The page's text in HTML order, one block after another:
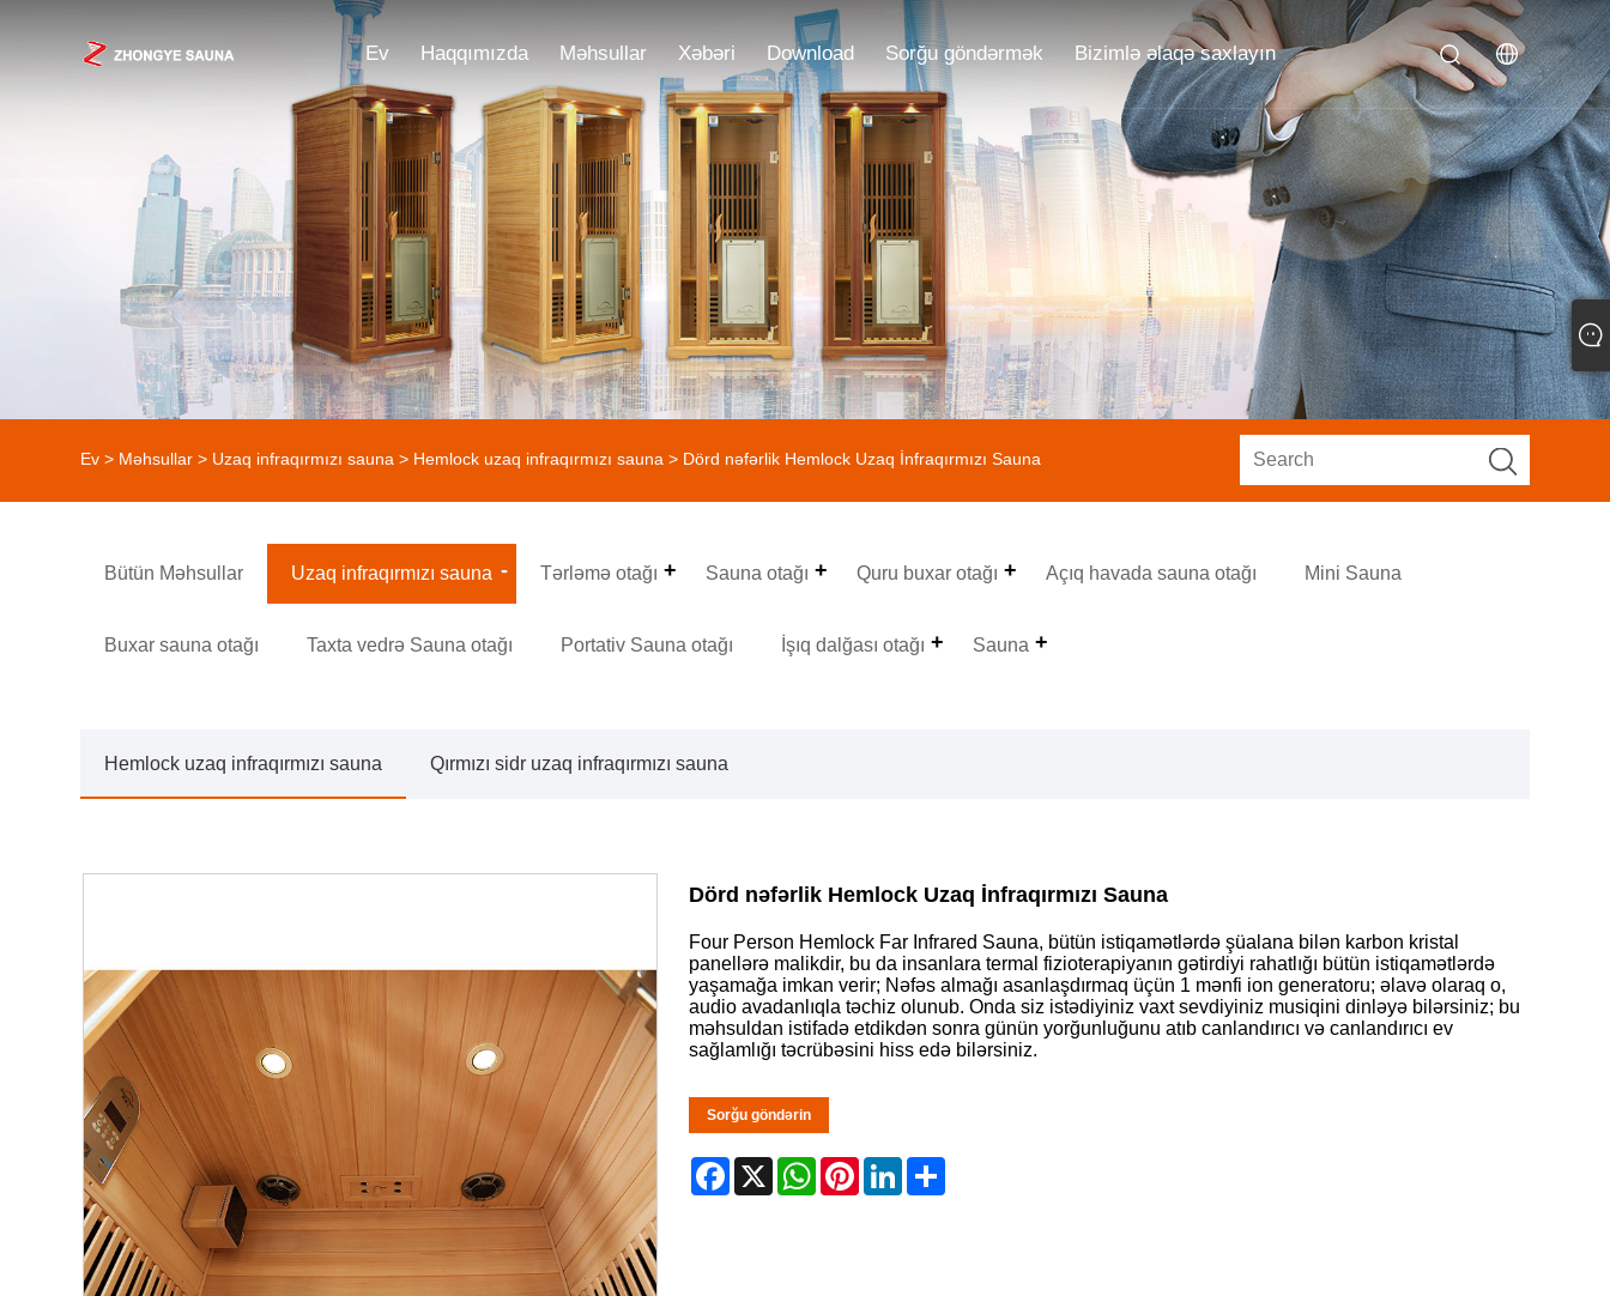
Ev Haqqımızda Məhsullar Xəbəri Download Sorğu göndərmək Bizimlə əlaqə saxlayın
Ev > Məhsullar > Uzaq infraqırmızı sauna > Hemlock uzaq infraqırmızı sauna > Dörd nəfərlik Hemlock Uzaq İnfraqırmızı Sauna
Bütün Məhsullar Uzaq infraqırmızı sauna Tərləmə otağı Sauna otağı Quru buxar otağı Açıq havada sauna otağı Mini Sauna
Buxar sauna otağı Taxta vedrə Sauna otağı Portativ Sauna otağı İşıq dalğası otağı Sauna
Hemlock uzaq infraqırmızı sauna Qırmızı sidr uzaq infraqırmızı sauna
Dörd nəfərlik Hemlock Uzaq İnfraqırmızı Sauna
Four Person Hemlock Far Infrared Sauna, bütün istiqamətlərdə şüalana bilən karbon kristal
panellərə malikdir, bu da insanlara termal fizioterapiyanın gətirdiyi rahatlığı bütün istiqamətlərdə
yaşamağa imkan verir; Nəfəs almağı asanlaşdırmaq üçün 1 mənfi ion generatoru; əlavə olaraq o,
audio avadanlıqla təchiz olunub. Onda siz istədiyiniz vaxt sevdiyiniz musiqini dinləyə bilərsiniz; bu
məhsuldan istifadə etdikdən sonra günün yorğunluğunu atıb canlandırıcı və canlandırıcı ev
sağlamlığı təcrübəsini hiss edə bilərsiniz.
Sorğu göndərin
Facebook
X WhatsApp
PinterestLinkedIn